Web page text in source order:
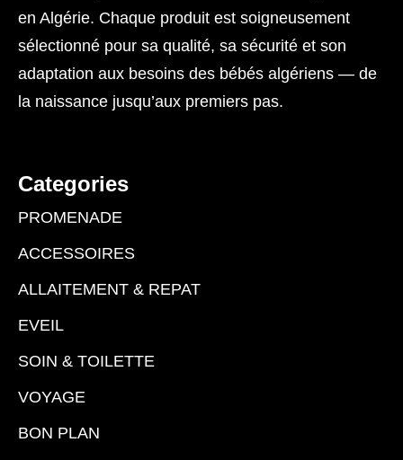
en Algérie. Chaque produit est soigneusement
sélectionné pour sa qualité, sa sécurité et son
adaptation aux besoins des bébés algériens — de
la naissance jusqu’aux premiers pas.
Categories
PROMENADE
ACCESSOIRES
ALLAITEMENT & REPAT
EVEIL
SOIN & TOILETTE
VOYAGE
BON PLAN